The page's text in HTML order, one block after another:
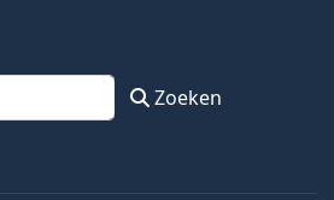
Zoeken